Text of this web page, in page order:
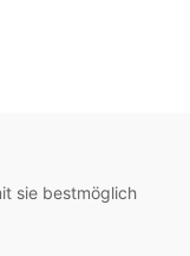
sie bestmöglich